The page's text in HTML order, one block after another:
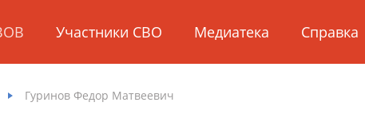
Участники СВО Медиатека Справка
Гуринов Федор Матвеевич